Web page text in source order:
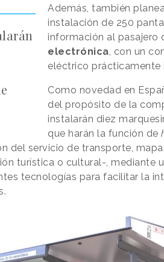
Además, también
instalación de 250
información al pasajero
electrónica, con un
eléctrico prácticamente
Como novedad en
del propósito de la
instalarán diez
que harán la función de
del servicio de transporte,
turística o cultural-, mediante
tecnologías para facilitar la